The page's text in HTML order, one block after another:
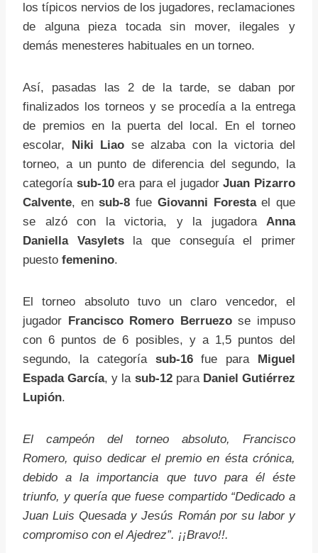
los típicos nervios de los jugadores, reclamaciones
de alguna pieza tocada sin mover, ilegales y
demás menesteres habituales en un torneo.
Así, pasadas las 2 de la tarde, se daban por
finalizados los torneos y se procedía a la entrega
de premios en la puerta del local. En el torneo
escolar, Niki Liao se alzaba con la victoria del
torneo, a un punto de diferencia del segundo, la
categoría sub-10era para el jugadorJuan Pizarro
Calvente, ensub-8 fue Giovanni Forestael que
se alzó con la victoria, y la jugadora Anna
Daniella Vasylets la que conseguía el primer
puesto femenino.
El torneo absoluto tuvo un claro vencedor, el
jugador Francisco Romero Berruezose impuso
con 6 puntos de 6 posibles, y a 1,5 puntos del
segundo, la categoría sub-16fue para Miguel
Espada García, y la sub-12para Daniel Gutiérrez
Lupión.
El campeón del torneo absoluto, Francisco
Romero, quiso dedicar el premio en ésta crónica,
debido a la importancia que tuvo para él éste
triunfo, y quería que fuese compartido “Dedicado a
Juan Luis Quesada y Jesús Román por su labor y
compromiso con el Ajedrez”. ¡¡Bravo!!.